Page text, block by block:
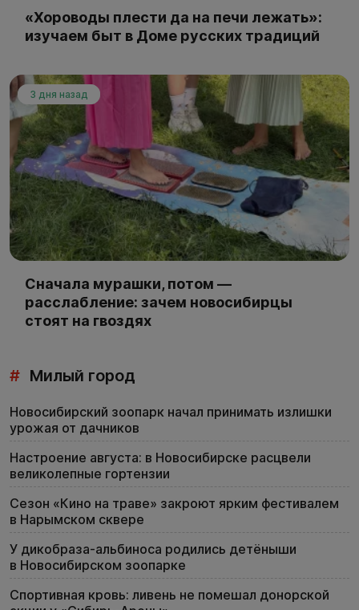
«Хороводы плести да на печи лежать»:
изучаем быт в Доме русских традиций
3 дня назад
Сначала мурашки, потом —
расслабление: зачем новосибирцы
стоят на гвоздях
# Милый город
Новосибирский зоопарк начал принимать излишки
урожая от дачников
Настроение августа: в Новосибирске расцвели
великолепные гортензии
Сезон «Кино на траве» закроют ярким фестивалем
в Нарымском сквере
У дикобраза-альбиноса родились детёныши
в Новосибирском зоопарке
Спортивная кровь: ливень не помешал донорской